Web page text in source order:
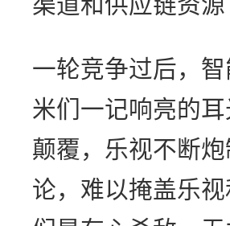
一轮竞争过后，
米们一记响亮的
颠覆，乐视不断
论，难以掩盖乐